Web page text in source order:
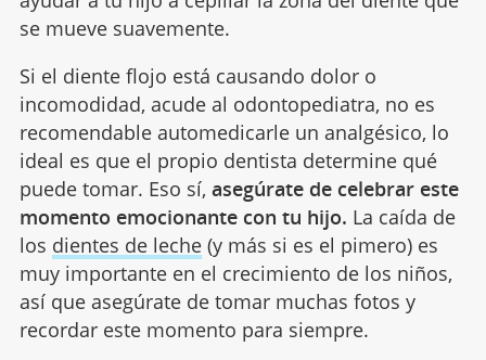
se mueve suavemente.
Si el diente flojo está causando dolor o
incomodidad, acude al odontopediatra, no es
recomendable automedicarle un analgésico, lo
ideal es que el propio dentista determine qué
puede tomar. Eso sí, asegúrate de celebrar este
momento emocionante con tu hijo. La caída de
los dientes de leche(y más si es el pimero) es
muy importante en el crecimiento de los niños,
así que asegúrate de tomar muchas fotos y
recordar este momento para siempre.